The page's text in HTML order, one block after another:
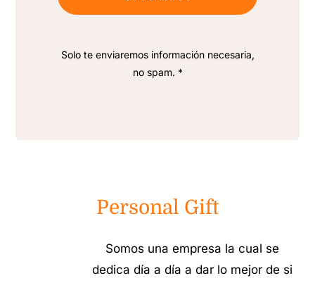
Solo te enviaremos información necesaria,
no spam. *
Personal Gift
Somos una empresa la cual se
dedica día a día a dar lo mejor de si